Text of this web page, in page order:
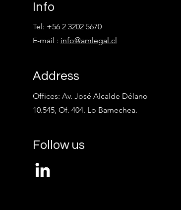
Info
Tel: +56 2 3202 5670
E-mail : info@amlegal.cl
Address
Offices: Av. José Alcalde Délano
10.545, Of. 404. Lo Barnechea.
Follow us